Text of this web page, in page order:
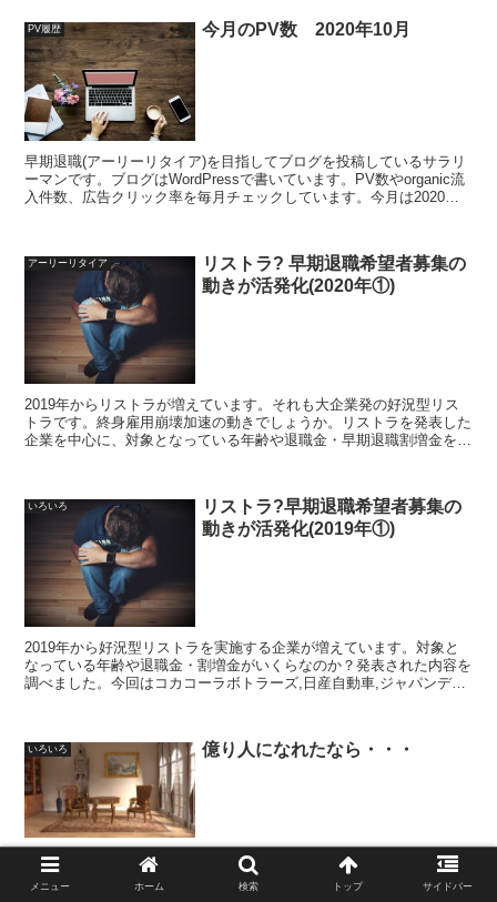
PV履歴 今月のPV数 2020年10月
早期退職(アーリーリタイア)を目指してブログを投稿しているサラリ
ーマンです。ブログはWordPressで書いています。PV数やorganic流
入件数、広告クリック率を毎月チェックしています。今月は2020年
アーリーリタイア
リストラ? 早期退職希望者募集の
動きが活発化(2020年①)
2019年からリストラが増えています。それも大企業発の好況型リス
トラです。終身雇用崩壊加速の動きでしょうか。リストラを発表した
企業を中心に、対象となっている年齢や退職金・早期退職割増金を調
いろいろ
リストラ?早期退職希望者募集の
動きが活発化(2019年①)
2019年から好況型リストラを実施する企業が増えています。対象と
なっている年齢や退職金・割増金がいくらなのか？発表された内容を
調べました。今回はコカコーラボトラーズ,日産自動車,ジャパンディ
いろいろ 億り人になれたなら・・・
私はアーリーリタイアを目指して資産をコツコツと積み重ねていま
す。一度は夢見る資産と言えば、億超えですよね。最近では、億を超
える資産を持っている人は「億り人」なんて呼ばれています。もし億
メニュー ホーム 検索 トップ サイドバー